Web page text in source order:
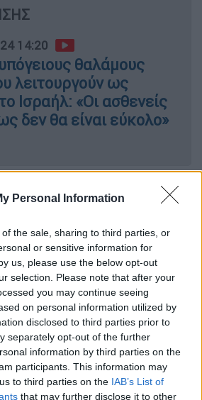
Personal Information
the sale, sharing to third parties, or
or sensitive information for
us, please use the below opt-out
selection. Please note that after your
you may continue seeing
on personal information utilized by
disclosed to third parties prior to
separately opt-out of the further
information by third parties on the
participants. This information may
to third parties on the IAB’s List of
that may further disclose it to other
14:20
θαλάμους
λειτουργούν ως
Ισραήλ: «Οι ασθενείς
δεν θα είναι εύκολο»
ρωσική προπαγάνδα
κυρώσεων και
ο γενικός εισαγγελέας
σε ανακοίνωση Τύπου που
Πρακτορείο από τις
δίωξης επικρίθηκε
τηςΡωσίας .
κατηγορίες που